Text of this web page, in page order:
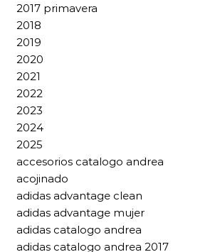
2017 primavera
2018
2019
2020
2021
2022
2023
2024
2025
accesorios catalogo andrea
acojinado
adidas advantage clean
adidas advantage mujer
adidas catalogo andrea
adidas catalogo andrea 2017